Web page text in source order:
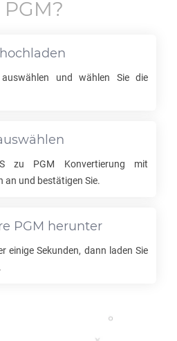
PGM?
und wählen Sie die
zu PGM Konvertierung mit
an und bestätigen Sie.
PGM herunter
einige Sekunden, dann laden Sie